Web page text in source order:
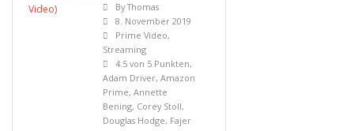
ByThomas
8. November 2019
Prime Video,
Streaming
4.5 von 5 Punkten,
Adam Driver, Amazon
Prime, Annette
Bening, Corey Stoll,
Douglas Hodge, Fajer